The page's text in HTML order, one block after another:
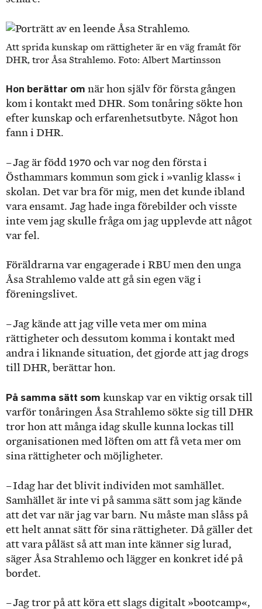
Att sprida kunskap om rättigheter är en väg framåt för
DHR, tror Åsa Strahlemo. Foto: Albert Martinsson
Hon berättar om när hon själv för första gången
kom i kontakt med DHR. Som tonåring sökte hon
efter kunskap och erfarenhetsutbyte. Något hon
fann i DHR.
– Jag är född 1970 och var nog den första i
Östhammars kommun som gick i »vanlig klass« i
skolan. Det var bra för mig, men det kunde ibland
vara ensamt. Jag hade inga förebilder och visste
inte vem jag skulle fråga om jag upplevde att något
var fel.
Föräldrarna var engagerade i RBU men den unga
Åsa Strahlemo valde att gå sin egen väg i
föreningslivet.
– Jag kände att jag ville veta mer om mina
rättigheter och dessutom komma i kontakt med
andra i liknande situation, det gjorde att jag drogs
till DHR, berättar hon.
På samma sätt som kunskap var en viktig orsak till
varför tonåringen Åsa Strahlemo sökte sig till DHR
tror hon att många idag skulle kunna lockas till
organisationen med löften om att få veta mer om
sina rättigheter och möjligheter.
– Idag har det blivit individen mot samhället.
Samhället är inte vi på samma sätt som jag kände
att det var när jag var barn. Nu måste man slåss på
ett helt annat sätt för sina rättigheter. Då gäller det
att vara påläst så att man inte känner sig lurad,
säger Åsa Strahlemo och lägger en konkret idé på
bordet.
– Jag tror på att köra ett slags digitalt »bootcamp«,